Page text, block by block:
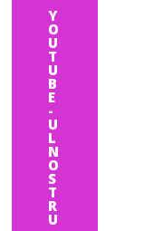
Y
O
U
T
U
B
E
-
U
L
N
O
S
T
R
U